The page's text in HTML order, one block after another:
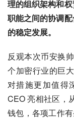
理的组织架构和
职能之间的协调
的稳定发展。
反观本次币安换
个加密行业的巨
对措施更加值得
CEO 亮相社区，
钱包，各项工作